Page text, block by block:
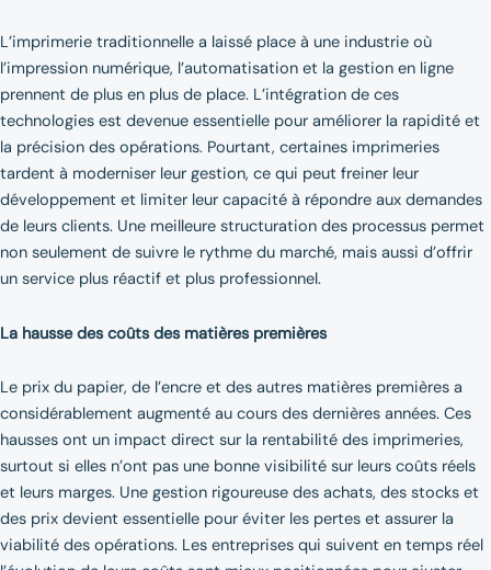
L’imprimerie traditionnelle a laissé place à une industrie où
l’impression numérique, l’automatisation et la gestion en ligne
prennent de plus en plus de place. L’intégration de ces
technologies est devenue essentielle pour améliorer la rapidité et
la précision des opérations. Pourtant, certaines imprimeries
tardent à moderniser leur gestion, ce qui peut freiner leur
développement et limiter leur capacité à répondre aux demandes
de leurs clients. Une meilleure structuration des processus permet
non seulement de suivre le rythme du marché, mais aussi d’offrir
un service plus réactif et plus professionnel.
La hausse des coûts des matières premières
Le prix du papier, de l’encre et des autres matières premières a
considérablement augmenté au cours des dernières années. Ces
hausses ont un impact direct sur la rentabilité des imprimeries,
surtout si elles n’ont pas une bonne visibilité sur leurs coûts réels
et leurs marges. Une gestion rigoureuse des achats, des stocks et
des prix devient essentielle pour éviter les pertes et assurer la
viabilité des opérations. Les entreprises qui suivent en temps réel